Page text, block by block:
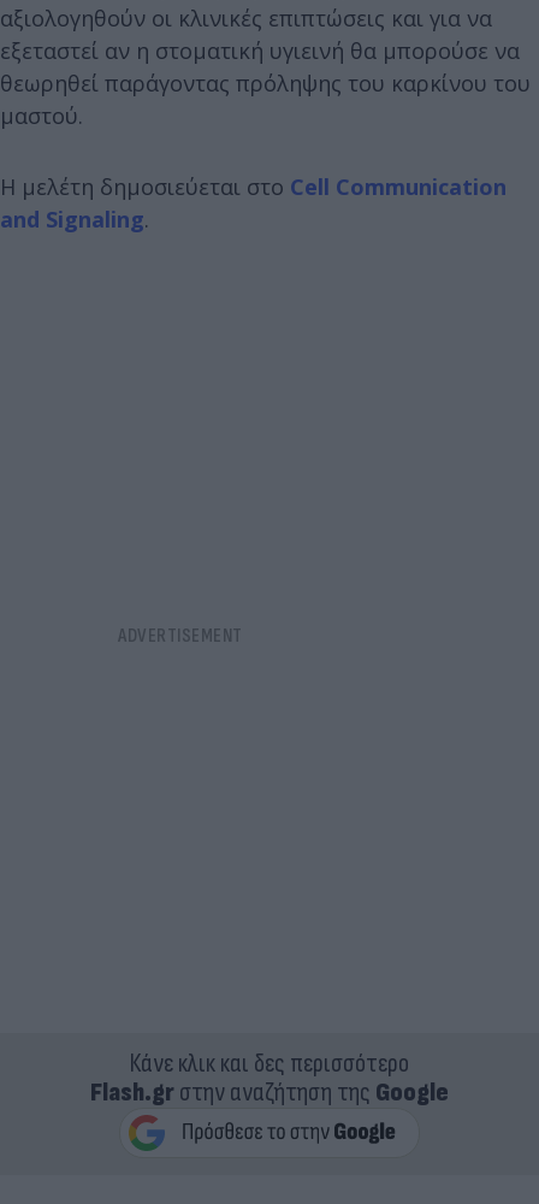
αξιολογηθούν οι κλινικές επιπτώσεις και για να
εξεταστεί αν η στοματική υγιεινή θα μπορούσε να
θεωρηθεί παράγοντας πρόληψης του καρκίνου του
μαστού.
Η μελέτη δημοσιεύεται στο Cell Communication
and Signaling.
Κάνε κλικ και δες περισσότερο
Flash.grστην αναζήτηση της Google